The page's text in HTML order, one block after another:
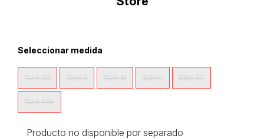
Seleccionar medida
Talle XS Talle S Talle M Talle L Talle XL
Talle XXL
Producto no disponible por separado